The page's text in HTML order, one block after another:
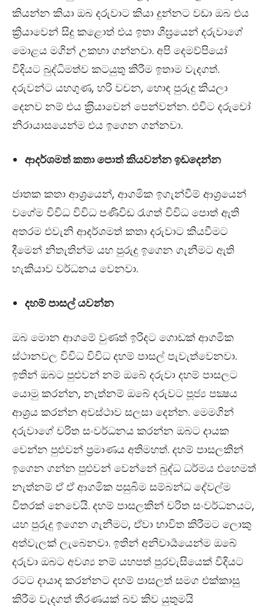
කියන්න කියා ඔබ දරුවාට කියා දුන්නට වඩා ඔබ එය
ක්‍රියාවෙන් සිදු කළොත් එය ඉතා ශීඝ‍්‍රයෙන් දරුවාගේ
මොළය මගින් උකහා ගන්නවා. අපි දෙමව්පියෝ
විදියට බුද්ධිමත්ව කටයුතු කිරීම ඉතාම වැදගත්.
දරුවන්ට යහගුණ, හරි වචන, හොඳ පුරුදු කියලා
දෙනව නම් එය ක‍්‍රියාවෙන් පෙන්වන්න. එවිට දරුවෝ
නිරායාසයෙන්ම එය ඉගෙන ගන්නවා.
ආදර්ශමත් කතා පොත් කියවන්න ඉඩදෙන්න
ජාතක කතා ආශ‍්‍රයෙන්, ආගමික ඉගැන්වීම් ආශ‍්‍රයෙන්
වගේම විවිධ විවිධ පණිවිඩ රැගත් විවිධ පොත් ඇති
අතරම එවැනි ආදර්ශමත් කතා දරුවාට කියවීමට
දීමෙන් නිතැතින්ම යහ පුරුදු ඉගෙන ගැනීමට ඇති
හැකියාව වර්ධනය වෙනවා.
දහම් පාසල් යවන්න
ඔබ මොන ආගමේ වුණත් ඉරිදට ගොඩක් ආගමික
ස්ථානවල විවිධ විවිධ දහම් පාසල් පැවැත්වෙනවා.
ඉතින් ඔබට පුළුවන් නම් ඔබේ දරුවා දහම් පාසලට
යොමු කරන්න, නැත්නම් ඔබේ දරුවට පූජ්‍ය පක්‍ෂය
ආශ‍්‍රය කරන්න අවස්ථාව සලසා දෙන්න. මෙමගින්
දරුවාගේ චරිත සංවර්ධනය කරන්න ඔබට දායක
වෙන්න පුළුවන් ප‍්‍රමාණය අතිමහත්. දහම් පාසලකින්
ඉගෙන ගන්න පුළුවන් වෙන්නේ බුද්ධ ධර්මය එහෙමත්
නැත්නම් ඒ ඒ ආගමික පසුබිම සම්බන්ධ දේවල්ම
විතරක් නෙවෙයි. දහම් පාසලකින් චරිත සංවර්ධනයට,
යහ පුරුදු ඉගෙන ගැනීමට, ඒවා භාවිත කිරීමට ලොකු
අත්වැලක් ලැබෙනවා. ඉතින් අනිවාර්‍යයෙන්ම ඔබේ
දරුවා ඔබට අවශ්‍ය නම් යහපත් පුරවැසියෙක් විදියට
රටට දායාද කරන්නට දහම් පාසලත් සමග එක්කාසු
කිරීම වැදගත් තීරණයක් බව කිව යුතුමයි